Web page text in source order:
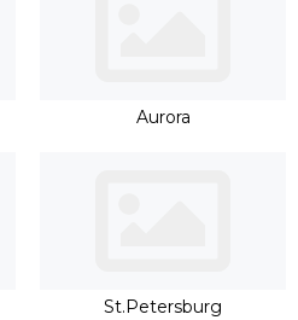
Aurora
St.Petersburg